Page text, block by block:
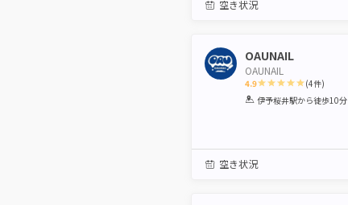
空き状況
OAUNAIL
OAUNAIL
4.9
1 2 3 4 5
(4件)
伊予桜井駅から徒歩10分
空き状況